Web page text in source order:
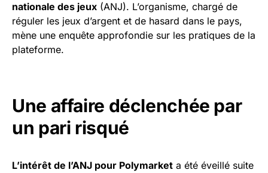
nationale des jeux (ANJ). L’organisme, chargé de
réguler les jeux d’argent et de hasard dans le pays,
mène une enquête approfondie sur les pratiques de la
plateforme.
Une affaire déclenchée par
un pari risqué
L’intérêt de l’ANJ pour Polymarket a été éveillé suite